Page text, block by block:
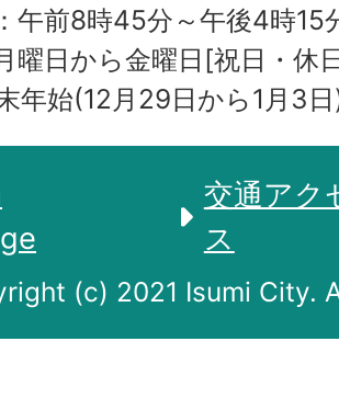
み
市
午前8時45分～午後4時15
曜日から金曜日[祝日・休
年始(12月29日から1月3
交通アク
ス
(c) 2021 Isumi City.